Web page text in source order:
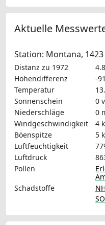
Aktuelle
Station: Montana,
Distanz zu 1972
Höhendifferenz
-
Temperatur
Sonnenschein
0
Niederschläge
0
Windgeschwindigkeit
4
Böenspitze
5
Luftfeuchtigkeit
Luftdruck
Pollen
Schadstoffe
NH
SO